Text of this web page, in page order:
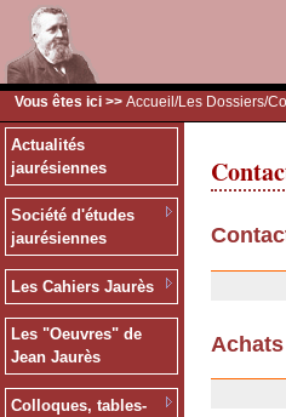
Vous êtes ici >> Accueil /Les Dossiers/
Actualités
jaurésiennes
Société d'études
jaurésiennes
Les Cahiers Jaurès
Les "Oeuvres" de
Jean Jaurès
Colloques, tables-